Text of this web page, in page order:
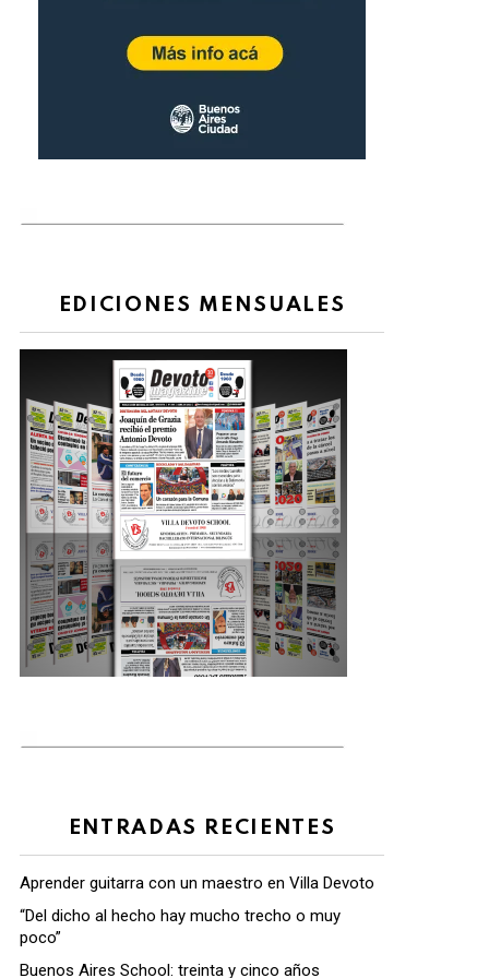
EDICIONES MENSUALES
ENTRADAS RECIENTES
Aprender guitarra con un maestro en Villa Devoto
“Del dicho al hecho hay mucho trecho o muy
poco”
Buenos Aires School: treinta y cinco años